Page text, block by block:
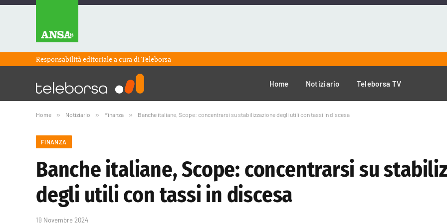
Responsabilità editoriale a cura diTeleborsa
Home Notiziario Teleborsa TV
Home » Notiziario » Finanza » Banche italiane, Scope: concentrarsi su stabilizzazione degli utili con tassi in discesa
FINANZA
Banche italiane, Scope: concentrarsi su
degli utili con tassi in discesa
19 Novembre 2024